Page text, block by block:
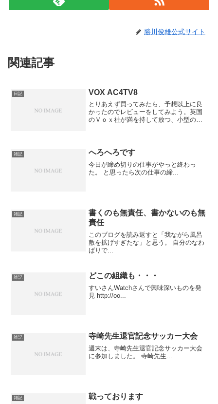
勝川俊雄公式サイト
関連記事
日記 VOX AC4TV8
とりあえず買ってみたら、予想以上に良
かったのでレビューをしてみよう。英国
のＶｏｘ社が満を持して放つ、小型のフ
た。しかし、昼間は仕...
雑記 へろへろです
今日が締め切りの仕事がやっと終わっ
た。 と思ったら次の仕事の締...
雑記
書くのも無責任、書かないのも無
責任
このブログを読み返すと「我ながら風呂
敷を拡げすぎたな」と思う。 自分のなわ
ばりで...
雑記 どこの組織も・・・
すいさんWatchさんで興味深いものを発
見 http://oo...
雑記 寺崎先生退官記念サッカー大会
週末は、寺崎先生退官記念サッカー大会
に参加しました。 寺崎先生...
雑記 戦っております